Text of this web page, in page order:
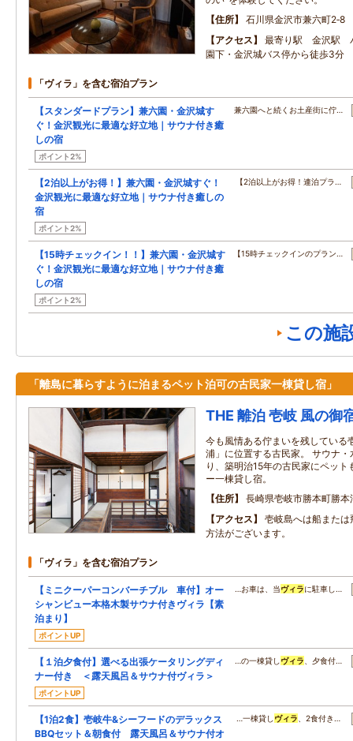
住所
石川県金沢市兼六町2‐8
アクセス
最寄り駅 金沢駅
園下・金沢城バス停から徒歩3分
「ヴィラ」を含む宿泊プラン
【スタンダードプラン】兼六園・金沢城す
ぐ！金沢観光に最適な好立地｜サウナ付き癒
しの宿
ポイント2%
兼六園へと続くお土産街に佇…
【2泊以上がお得！】兼六園・金沢城すぐ！
金沢観光に最適な好立地｜サウナ付き癒しの
宿
ポイント2%
【2泊以上がお得！連泊プラ…
【15時チェックイン！！】兼六園・金沢城す
ぐ！金沢観光に最適な好立地｜サウナ付き癒
しの宿
ポイント2%
【15時チェックインのプラン…
この施
「離島に暮らすように泊まるペット泊可の古民家一棟貸し宿」
THE 離泊 壱岐 風の御
今も風情ある佇まいを残している
浦」に位置する古民家。 サウナ
り、築明治15年の古民家にペッ
ー一棟貸し宿。
住所
長崎県壱岐市勝本町勝
アクセス
壱岐島へは船また
方法がございます。
「ヴィラ」を含む宿泊プラン
【ミニクーパーコンバーチブル 車付】オー
シャンビュー本格木製サウナ付きヴィラ【素
泊まり】
ポイントUP
…お車は、当ヴィラに駐車し…
【１泊夕食付】選べる出張ケータリングディ
ナー付き ＜露天風呂＆サウナ付ヴィラ＞
ポイントUP
…の一棟貸し ヴィラ 、夕食付…
【1泊2食】壱岐牛&シーフードのデラックス
BBQセット＆朝食付 露天風呂＆サウナ付オ
…一棟貸し ヴィラ 、2食付き…